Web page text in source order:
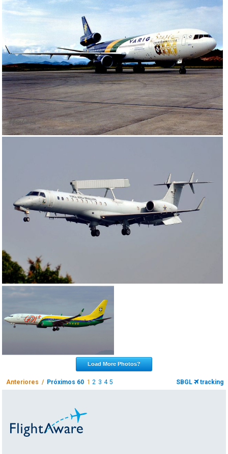
Load More Photos?
Anteriores / Próximos 60 1 2 3 4 5 SBGL tracking